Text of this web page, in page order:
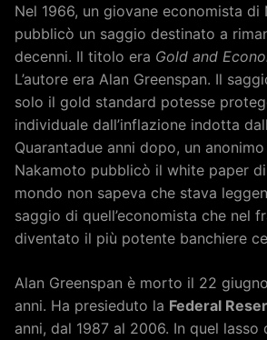
Nel 1966, un giovane economista di
pubblicò un saggio destinato a
decenni. Il titolo era Gold and
L’autore era Alan Greenspan. Il
solo il gold standard potesse
individuale dall’inflazione indotta
Quarantadue anni dopo, un
Nakamoto pubblicò il white paper
mondo non sapeva che stava
saggio di quell’economista che nel
diventato il più potente banchiere
Alan Greenspan è morto il 22
anni. Ha presieduto la Federal
anni, dal 1987 al 2006. In quel